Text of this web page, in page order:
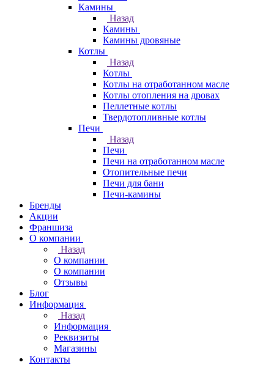
Камины
Назад
Камины
Камины дровяные
Котлы
Назад
Котлы
Котлы на отработанном масле
Котлы отопления на дровах
Пеллетные котлы
Твердотопливные котлы
Печи
Назад
Печи
Печи на отработанном масле
Отопительные печи
Печи для бани
Печи-камины
Бренды
Акции
Франшиза
О компании
Назад
О компании
О компании
Отзывы
Блог
Информация
Назад
Информация
Реквизиты
Магазины
Контакты